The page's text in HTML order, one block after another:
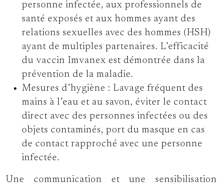
personne infectée, aux professionnels de
santé exposés et aux hommes ayant des
relations sexuelles avec des hommes (HSH)
ayant de multiples partenaires. L’efficacité
du vaccin Imvanex est démontrée dans la
prévention de la maladie.
Mesures d’hygiène : Lavage fréquent des
mains à l’eau et au savon, éviter le contact
direct avec des personnes infectées ou des
objets contaminés, port du masque en cas
de contact rapproché avec une personne
infectée.
Une communication et une sensibilisation